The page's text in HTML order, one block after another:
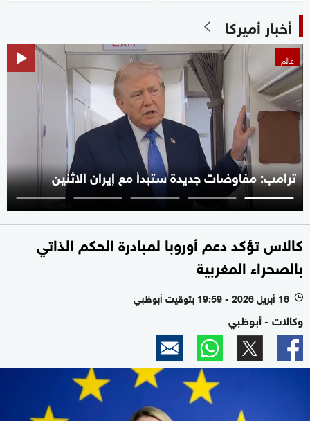
أخبار أميركا
عالم
ترامب: مفاوضات جديدة ستبدأ مع إيران الاثنين
كالاس تؤكد دعم أوروبا لمبادرة الحكم الذاتي
بالصحراء المغربية
l 16 أبريل 2026 - 19:59 بتوقيت أبوظبي
وكالات - أبوظبي